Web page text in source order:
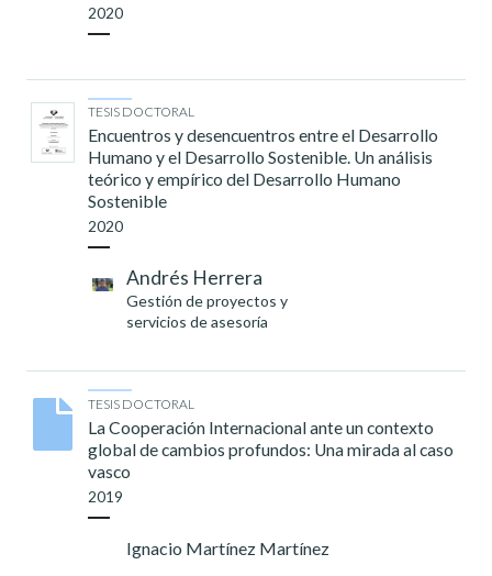
2020
TESIS DOCTORAL
Encuentros y desencuentros entre el Desarrollo
Humano y el Desarrollo Sostenible. Un análisis
teórico y empírico del Desarrollo Humano
Sostenible
2020
Andrés Herrera
Gestión de proyectos y
servicios de asesoría
TESIS DOCTORAL
La Cooperación Internacional ante un contexto
global de cambios profundos: Una mirada al caso
vasco
2019
Ignacio Martínez Martínez